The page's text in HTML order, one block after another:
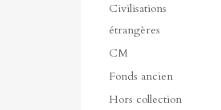
Civilisations
étrangères
CM
Fonds ancien
Hors collection